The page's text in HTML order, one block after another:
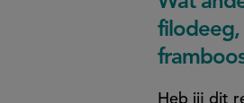
filodeeg,
Heb jij dit